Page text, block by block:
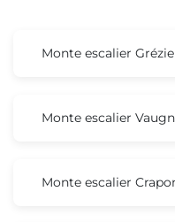
Monte escalier
Monte escalier
Monte escalier